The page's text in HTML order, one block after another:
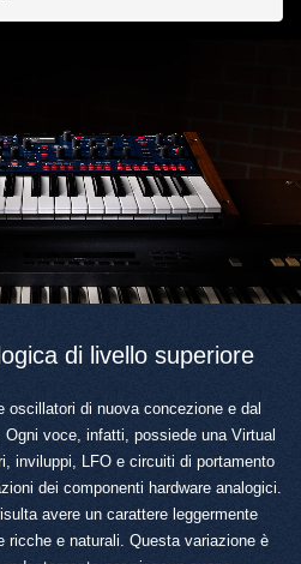
di livello superiore
oscillatori di nuova concezione e dal
voce, infatti, possiede una Virtual
inviluppi, LFO e circuiti di portamento
dei componenti hardware analogici.
avere un carattere leggermente
ricche e naturali. Questa variazione è